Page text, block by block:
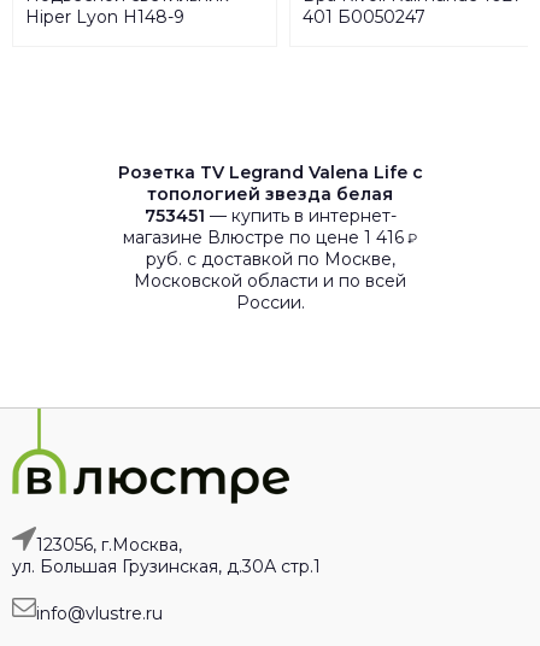
Hiper Lyon H148-9
401 Б0050247
Розетка ТV Legrand Valena Life c
топологией звезда белая
753451 — купить в интернет-
магазине Влюстре по цене 1 416 ₽
руб. с доставкой по Москве,
Московской области и по всей
России.
123056, г.Москва,
ул. Большая Грузинская, д.30А стр.1
info@vlustre.ru